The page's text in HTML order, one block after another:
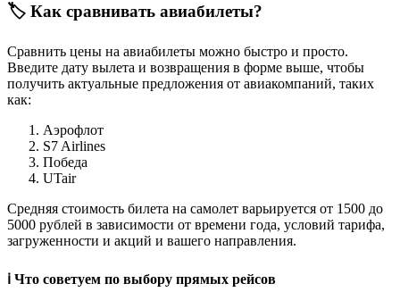
🏷️ Как сравнивать авиабилеты?
Сравнить цены на авиабилеты можно быстро и просто.
Введите дату вылета и возвращения в форме выше, чтобы
получить актуальные предложения от авиакомпаний, таких
как:
Аэрофлот
S7 Airlines
Победа
UTair
Средняя стоимость билета на самолет варьируется от 1500 до
5000 рублей в зависимости от времени года, условий тарифа,
загруженности и акций и вашего направления.
ℹ️ Что советуем по выбору прямых рейсов